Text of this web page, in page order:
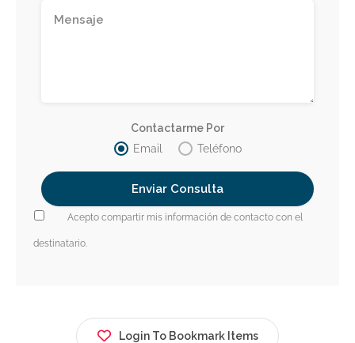
Contactarme Por
Email
Teléfono
Acepto compartir mis información de contacto con el
destinatario.
Login To Bookmark Items